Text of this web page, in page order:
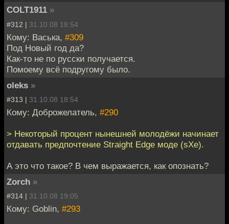
COLT1911 »
#312 | 31.10.08 18:54
Кому: Васька, #309
Под Новый год да?
Как-то не по русски получается.
Помоему всё подругому было.
oleks »
#313 | 31.10.08 18:54
Кому: Доброжелатель, #290
> Некоторый процент нынешней молодёжи начинает
отдавать предпочтение Straight Edge моде (sXe).
А это что такое? В чем выражается, как опознать?
Zorch »
#314 | 31.10.08 19:05
Кому: Goblin, #293